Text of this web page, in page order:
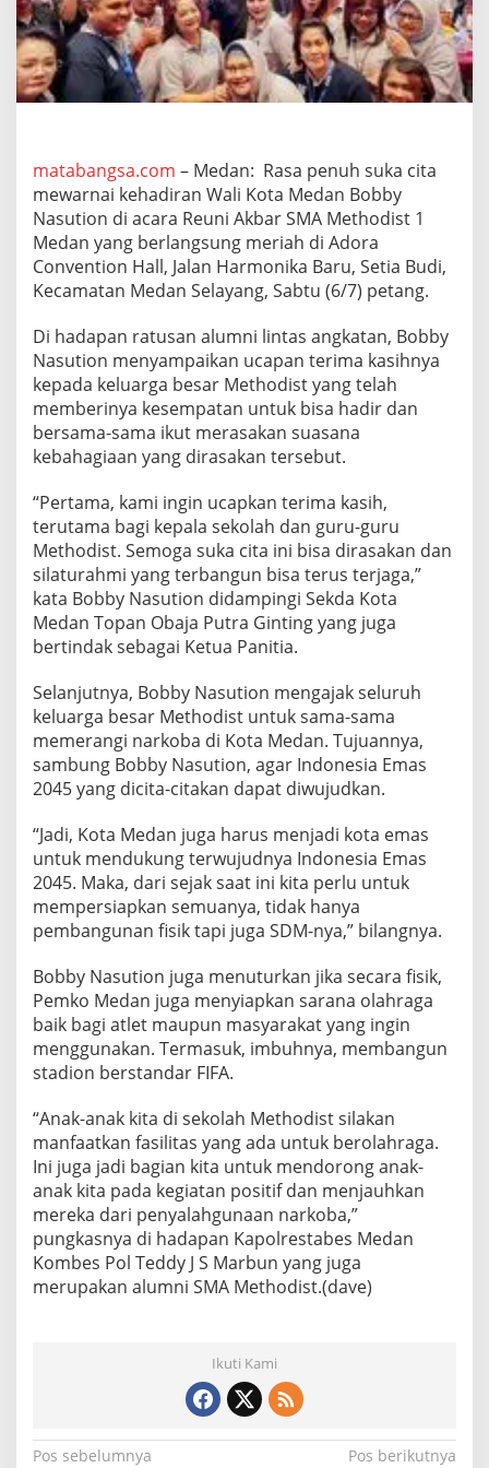
s
a
E
m
a
0
4
5
,
B
o
b
N
a
s
u
i
o
A
j
a
k
K
e
l
u
a
g
a
B
e
s
a
M
e
t
h
o
d
s
t
P
e
r
a
g
i
N
a
r
k
o
b
a
matabangsa.com – Medan: Rasa penuh suka cita
mewarnai kehadiran Wali Kota Medan Bobby
Nasution di acara Reuni Akbar SMA Methodist 1
Medan yang berlangsung meriah di Adora
Convention Hall, Jalan Harmonika Baru, Setia Budi,
Kecamatan Medan Selayang, Sabtu (6/7) petang.
Di hadapan ratusan alumni lintas angkatan, Bobby
Nasution menyampaikan ucapan terima kasihnya
kepada keluarga besar Methodist yang telah
memberinya kesempatan untuk bisa hadir dan
bersama-sama ikut merasakan suasana
kebahagiaan yang dirasakan tersebut.
“Pertama, kami ingin ucapkan terima kasih,
terutama bagi kepala sekolah dan guru-guru
Methodist. Semoga suka cita ini bisa dirasakan dan
silaturahmi yang terbangun bisa terus terjaga,”
kata Bobby Nasution didampingi Sekda Kota
Medan Topan Obaja Putra Ginting yang juga
bertindak sebagai Ketua Panitia.
Selanjutnya, Bobby Nasution mengajak seluruh
keluarga besar Methodist untuk sama-sama
memerangi narkoba di Kota Medan. Tujuannya,
sambung Bobby Nasution, agar Indonesia Emas
2045 yang dicita-citakan dapat diwujudkan.
“Jadi, Kota Medan juga harus menjadi kota emas
untuk mendukung terwujudnya Indonesia Emas
2045. Maka, dari sejak saat ini kita perlu untuk
mempersiapkan semuanya, tidak hanya
pembangunan fisik tapi juga SDM-nya,” bilangnya.
Bobby Nasution juga menuturkan jika secara fisik,
Pemko Medan juga menyiapkan sarana olahraga
baik bagi atlet maupun masyarakat yang ingin
menggunakan. Termasuk, imbuhnya, membangun
stadion berstandar FIFA.
“Anak-anak kita di sekolah Methodist silakan
manfaatkan fasilitas yang ada untuk berolahraga.
Ini juga jadi bagian kita untuk mendorong anak-
anak kita pada kegiatan positif dan menjauhkan
mereka dari penyalahgunaan narkoba,”
pungkasnya di hadapan Kapolrestabes Medan
Kombes Pol Teddy J S Marbun yang juga
merupakan alumni SMA Methodist.(dave)
Ikuti Kami
N
Pos sebelumnya
Pos berikutnya